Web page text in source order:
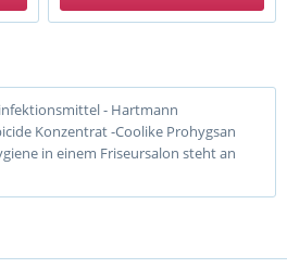
- Hartmann
Konzentrat -Coolike Prohygsan
in einem Friseursalon steht an